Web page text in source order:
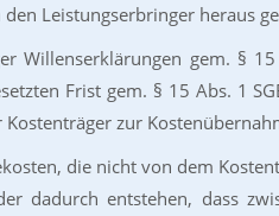
Leistungserbringer heraus
Willenserklärungen gem. §
Frist gem. § 15 Abs. 1
zur
die nicht von dem
dadurch entstehen, dass